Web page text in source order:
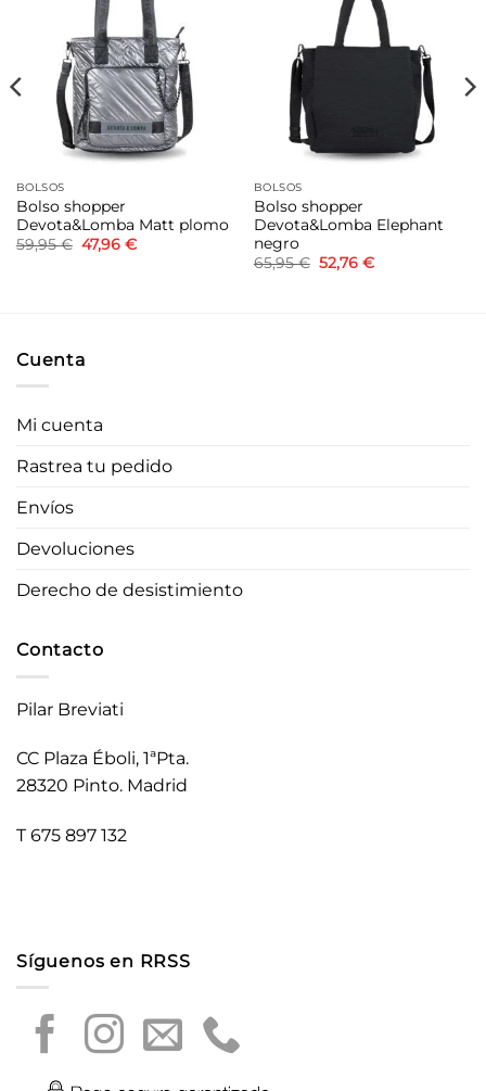
lista de
deseos
BOLSOS
Bolso shopper
Devota&Lomba Matt plomo
59,95€ El
precio
47,96 €El
deseos
BOLSOS
Bolso shopper
Devota&Lomba Elephant
negro
65,95€ El
precio
52,76 €El
Cuenta
Mi cuenta
Rastrea tu pedido
Envíos
Devoluciones
Derecho de desistimiento
Contacto
Pilar Breviati
CC Plaza Éboli, 1ªPta.
28320 Pinto. Madrid
T 675 897 132
Síguenos en RRSS